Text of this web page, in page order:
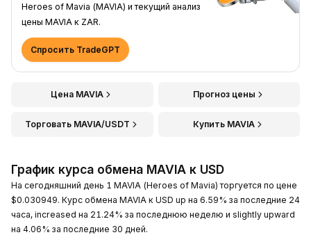
Heroes of Mavia (MAVIA) и текущий анализ
цены MAVIA к ZAR.
Спросить TradeGPT
Цена MAVIA Прогноз цены
Торговать MAVIA/USDT Купить MAVIA
График курса обмена MAVIA к USD
На сегодняшний день 1 MAVIA (Heroes of Mavia) торгуется по цене
$0.030949. Курс обмена MAVIA к USD up на 6.59% за последние 24
часа, increased на 21.24% за последнюю неделю и slightly upward
на 4.06% за последние 30 дней.